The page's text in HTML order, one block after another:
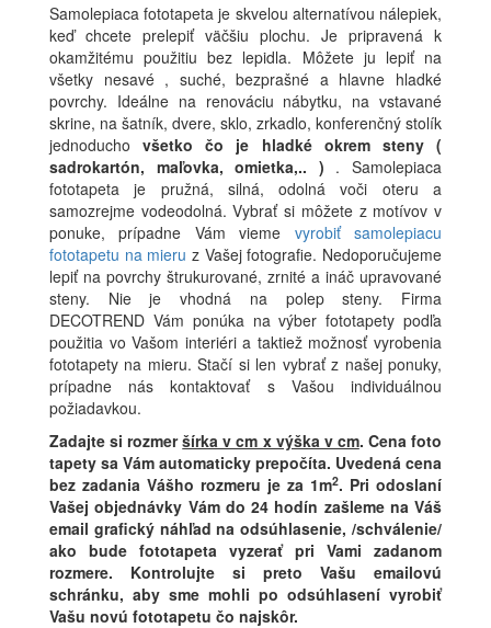
Samolepiaca fototapeta je skvelou alternatívou nálepiek,
keď chcete prelepiť väčšiu plochu. Je pripravená k
okamžitému použitiu bez lepidla. Môžete ju lepiť na
všetky nesavé , suché, bezprašné a hlavne hladké
povrchy. Ideálne na renováciu nábytku, na vstavané
skrine, na šatník, dvere, sklo, zrkadlo, konferenčný stolík
jednoduchovšetko čo je hladké okrem steny (
sadrokartón, maľovka, omietka,.. ) . Samolepiaca
fototapeta je pružná, silná, odolná voči oteru a
samozrejme vodeodolná. Vybrať si môžete z motívov v
ponuke, prípadne Vám vieme vyrobiť samolepiacu
fototapetu na mieru z Vašej fotografie. Nedoporučujeme
lepiť na povrchy štrukurované, zrnité a ináč upravované
steny. Nie je vhodná na polep steny. Firma
DECOTREND Vám ponúka na výber fototapety podľa
použitia vo Vašom interiéri a taktiež možnosť vyrobenia
fototapety na mieru. Stačí si len vybrať z našej ponuky,
prípadne nás kontaktovať s Vašou individuálnou
požiadavkou.
Zadajte si rozmeršírka v cm x výška v cm. Cena foto
tapety sa Vám automaticky prepočíta. Uvedená cena
bez zadania Vášho rozmeru je za 1m2. Pri odoslaní
Vašej objednávky Vám do 24 hodín zašleme na Váš
email grafický náhľad na odsúhlasenie, /schválenie/
ako bude fototapeta vyzerať pri Vami zadanom
rozmere. Kontrolujte si preto Vašu emailovú
schránku, aby sme mohli po odsúhlasení vyrobiť
Vašu novú fototapetu čo najskôr.